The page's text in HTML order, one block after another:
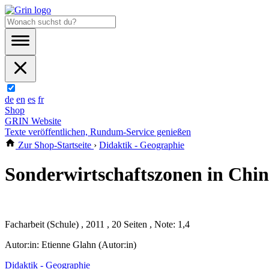
de en es fr
Shop
GRIN Website
Texte veröffentlichen, Rundum-Service genießen
Zur Shop-Startseite › Didaktik - Geographie
Sonderwirtschaftszonen in
Facharbeit (Schule) , 2011 , 20 Seiten , Note: 1,4
Autor:in: Etienne Glahn (Autor:in)
Didaktik - Geographie